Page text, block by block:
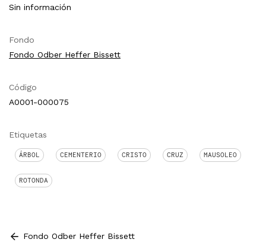
Sin información
Fondo
Fondo Odber Heffer Bissett
Código
A0001-000075
Etiquetas
ÁRBOL CEMENTERIO CRISTO CRUZ MAUSOLEO
ROTONDA
Fondo Odber Heffer Bissett